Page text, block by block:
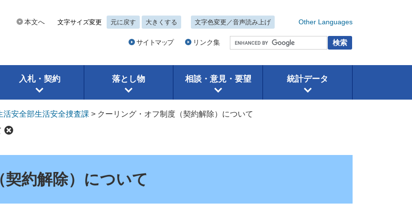
本文へ 文字サイズ変更 元に戻す 大きくする
背景色・読み上げ
文字色変更／音声読み上げ Other Languages
サイトマップ リンク集
入札・契約 落とし物 相談・意見・要望 統計データ
活安全部生活安全捜査課 > クーリング・オフ制度（契約解除）について
約解除）について